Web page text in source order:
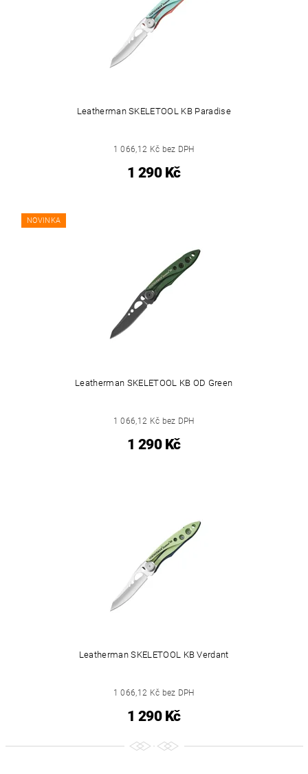
Leatherman SKELETOOL KB Paradise
1 066,12 Kč bez DPH
1 290 Kč
NOVINKA
Leatherman SKELETOOL KB OD Green
1 066,12 Kč bez DPH
1 290 Kč
Leatherman SKELETOOL KB Verdant
1 066,12 Kč bez DPH
1 290 Kč